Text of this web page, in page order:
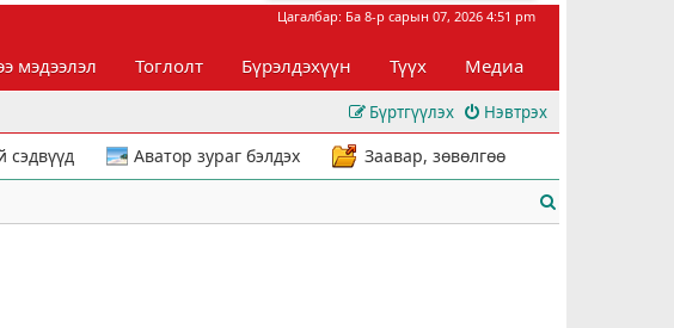
Цагалбар: Ба 8-р сарын 07, 2026 4:51 pm
мэдээлэл Тоглолт Бүрэлдэхүүн Түүх Медиа
Нэвтрэх
Бүртгүүлэх
сэдвүүд Аватор зураг бэлдэх Заавар, зөвөлгөө